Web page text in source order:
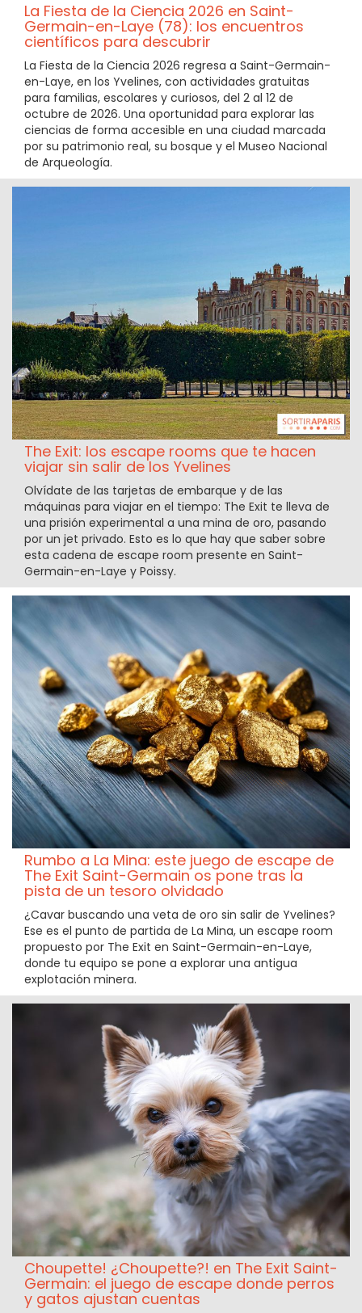
La Fiesta de la Ciencia 2026 en Saint-
Germain-en-Laye (78): los encuentros
científicos para descubrir
La Fiesta de la Ciencia 2026 regresa a Saint-Germain-
en-Laye, en los Yvelines, con actividades gratuitas
para familias, escolares y curiosos, del 2 al 12 de
octubre de 2026. Una oportunidad para explorar las
ciencias de forma accesible en una ciudad marcada
por su patrimonio real, su bosque y el Museo Nacional
de Arqueología.
The Exit: los escape rooms que te hacen
viajar sin salir de los Yvelines
Olvídate de las tarjetas de embarque y de las
máquinas para viajar en el tiempo: The Exit te lleva de
una prisión experimental a una mina de oro, pasando
por un jet privado. Esto es lo que hay que saber sobre
esta cadena de escape room presente en Saint-
Germain-en-Laye y Poissy.
Rumbo a La Mina: este juego de escape de
The Exit Saint-Germain os pone tras la
pista de un tesoro olvidado
¿Cavar buscando una veta de oro sin salir de Yvelines?
Ese es el punto de partida de La Mina, un escape room
propuesto por The Exit en Saint-Germain-en-Laye,
donde tu equipo se pone a explorar una antigua
explotación minera.
Choupette! ¿Choupette?! en The Exit Saint-
Germain: el juego de escape donde perros
y gatos ajustan cuentas